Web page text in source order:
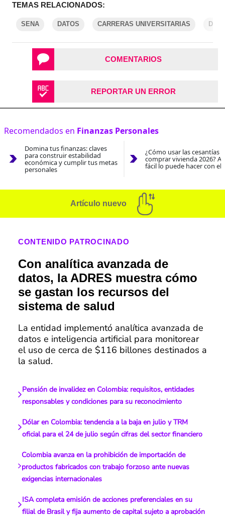
TEMAS RELACIONADOS:
SENA DATOS CARRERAS UNIVERSITARIAS
COMENTARIOS
REPORTAR UN ERROR
Recomendados en Finanzas Personales
Domina tus finanzas: claves
para construir estabilidad
económica y cumplir tus metas
personales
¿Cómo usar las cesantías
comprar vivienda 2026?
fácil lo puede hacer con el
Artículo nuevo
CONTENIDO PATROCINADO
Con analítica avanzada de
datos, la ADRES muestra cómo
se gastan los recursos del
sistema de salud
La entidad implementó analítica avanzada de
datos e inteligencia artificial para monitorear
el uso de cerca de $116 billones destinados a
la salud.
Pensión de invalidez en Colombia: requisitos, entidades
responsables y condiciones para su reconocimiento
Dólar en Colombia: tendencia a la baja en julio y TRM
oficial para el 24 de julio según cifras del sector financiero
Colombia avanza en la prohibición de importación de
productos fabricados con trabajo forzoso ante nuevas
exigencias internacionales
ISA completa emisión de acciones preferenciales en su
filial de Brasil y fija aumento de capital sujeto a aprobación